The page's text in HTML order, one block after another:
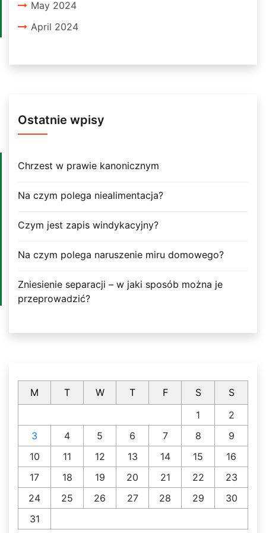
May 2024
April 2024
Ostatnie wpisy
Chrzest w prawie kanonicznym
Na czym polega niealimentacja?
Czym jest zapis windykacyjny?
Na czym polega naruszenie miru domowego?
Zniesienie separacji – w jaki sposób można je
przeprowadzić?
M T W T F S
S
1
2
3
4 5 6 7 8
9
10
11 12 13 14 15
16
17
18 19 20 21 22
23
24
25 26 27 28 29
30
31